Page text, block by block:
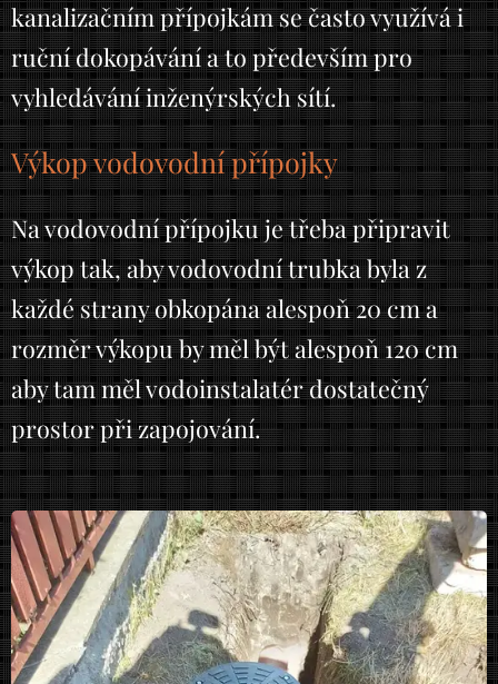
kanalizačním přípojkám se často využívá i
ruční dokopávání a to především pro
vyhledávání inženýrských sítí.
Výkop vodovodní přípojky
Na vodovodní přípojku je třeba připravit
výkop tak, aby vodovodní trubka byla z
každé strany obkopána alespoň 20 cm a
rozměr výkopu by měl být alespoň 120 cm
aby tam měl vodoinstalatér dostatečný
prostor při zapojování.